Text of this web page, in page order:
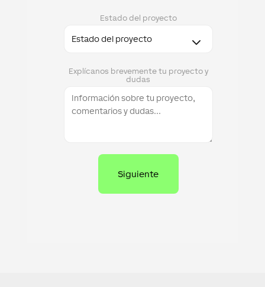
Estado del proyecto
Explícanos brevemente tu proyecto y
dudas